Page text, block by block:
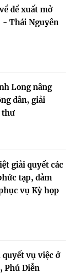
đề xuất mở
- Thái Nguyên
Long nâng
dân, giải
thư
giải quyết các
tạp, đảm
vụ Kỳ họp
quyết vụ việc ở
Phú Diễn